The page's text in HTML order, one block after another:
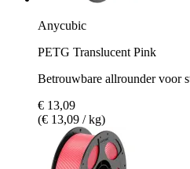
Anycubic
PETG Translucent Pink
Betrouwbare allrounder voor
€ 13,09
(€ 13,09 / kg)